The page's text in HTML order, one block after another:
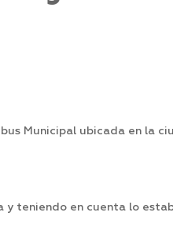
Municipal ubicada en la
y teniendo en cuenta lo